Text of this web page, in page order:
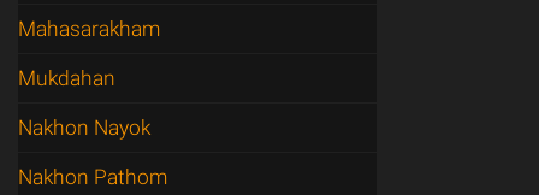
Mahasarakham
Mukdahan
Nakhon Nayok
Nakhon Pathom